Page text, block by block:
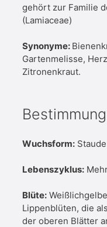
gehört zur Familie
(Lamiaceae)
Synonyme:
Gartenmelisse,
Zitronenkraut.
Bestimmung
Wuchsform: Staude
Lebenszyklus:
Blüte:
Lippenblüten, die
der oberen Blätter